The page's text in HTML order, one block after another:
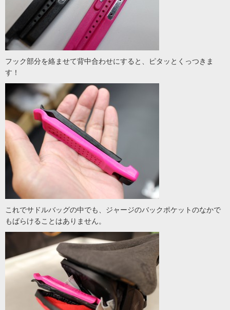
フック部分を絡ませて背中合わせにすると、ピタッとくっつきま
す！
これでサドルバッグの中でも、ジャージのバックポケットのなかで
もばらけることはありません。